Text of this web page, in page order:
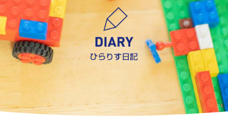
か
な
秋
の
の
び